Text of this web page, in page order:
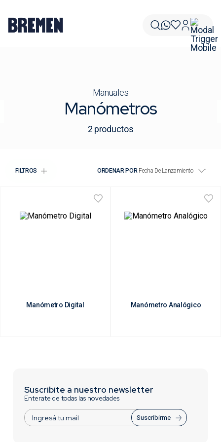
Manuales
Manómetros
2 productos
FILTROS ORDENAR POR Fecha De Lanzamiento
Manómetro Digital Manómetro Analógico
Suscribite a nuestro newsletter
Enterate de todas las novedades
Suscribirme